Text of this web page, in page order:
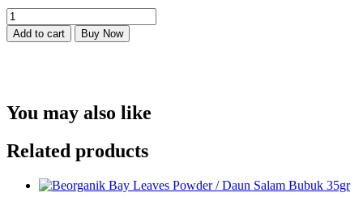
Beorganik
Lengkuas
Bubuk
Add to cart Buy Now
You may also like
Related products